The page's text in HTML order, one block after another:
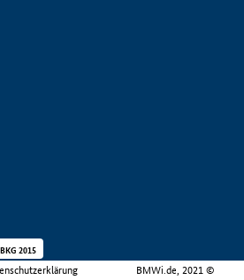
BMWi.de, 2021 ©
2015